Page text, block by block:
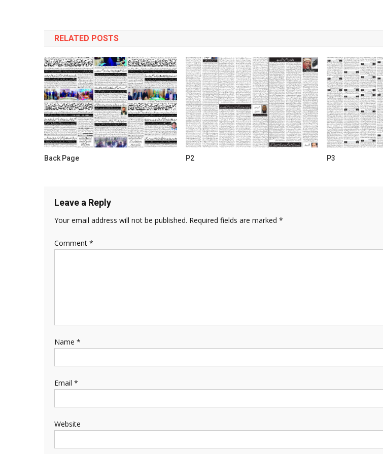
RELATED POSTS
Back Page P2 P3
Leave a Reply
Your email address will not be published. Required fields are marked *
Comment *
Name *
Email *
Website